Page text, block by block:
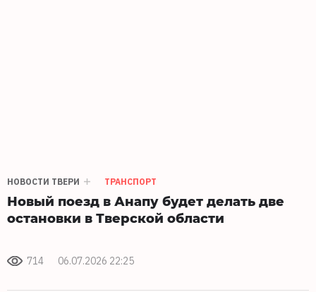
НОВОСТИ ТВЕРИ ТРАНСПОРТ
Новый поезд в Анапу будет делать две
остановки в Тверской области
714 06.07.2026 22:25